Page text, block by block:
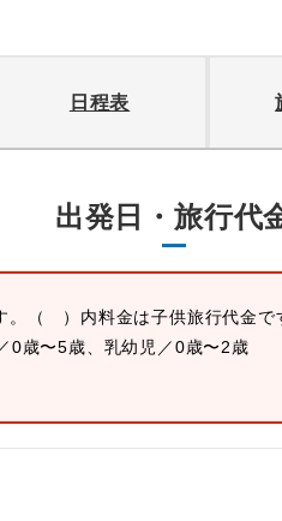
日程表
出発日・旅行代
（ ）内料金は子供旅行代金で
0歳〜5歳、乳幼児／0歳〜2歳